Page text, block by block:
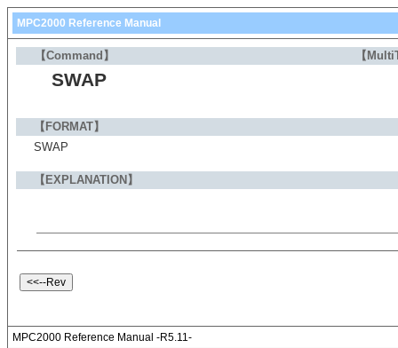
MPC2000 Reference Manual
【Command】 【
SWAP
【FORMAT】
SWAP
【EXPLANATION】
MPC2000 Reference Manual -R5.11-